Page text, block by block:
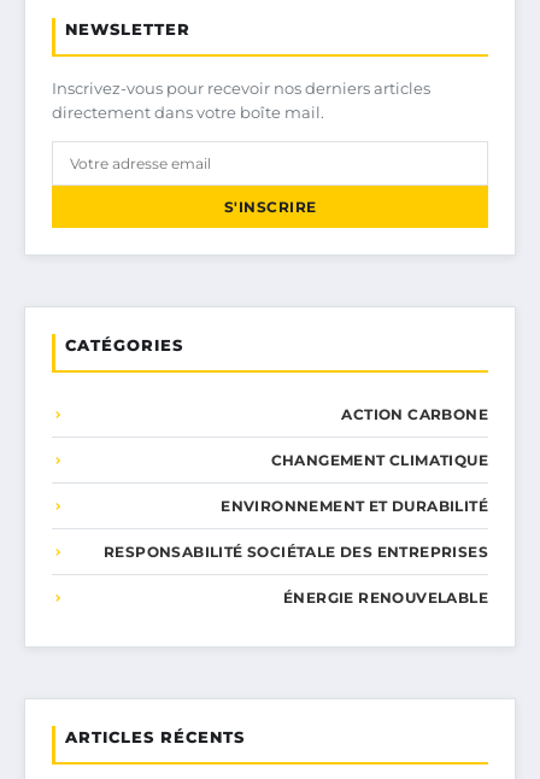
NEWSLETTER
Inscrivez-vous pour recevoir nos derniers articles
directement dans votre boîte mail.
S'INSCRIRE
CATÉGORIES
ACTION CARBONE
CHANGEMENT CLIMATIQUE
ENVIRONNEMENT ET DURABILITÉ
RESPONSABILITÉ SOCIÉTALE DES ENTREPRISES
ÉNERGIE RENOUVELABLE
ARTICLES RÉCENTS